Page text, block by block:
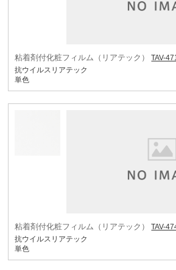
粘着剤付化粧フィルム（リアテック）
TAV-
抗ウイルスリアテック
単色
粘着剤付化粧フィルム（リアテック）
TAV-
抗ウイルスリアテック
単色